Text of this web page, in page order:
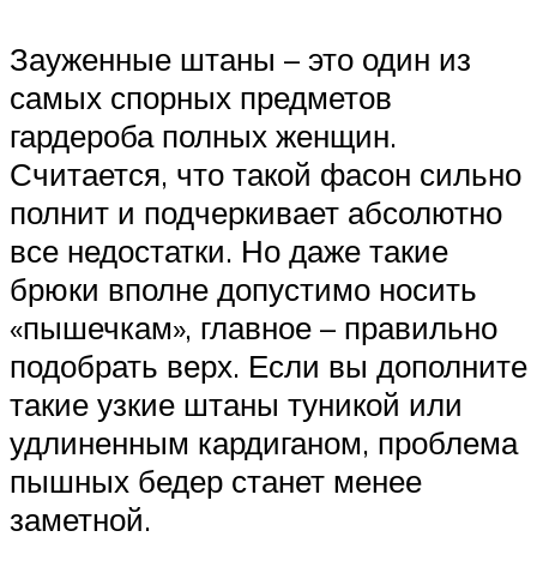
Зауженные штаны – это один из
самых спорных предметов
гардероба полных женщин.
Считается, что такой фасон сильно
полнит и подчеркивает абсолютно
все недостатки. Но даже такие
брюки вполне допустимо носить
«пышечкам», главное – правильно
подобрать верх. Если вы дополните
такие узкие штаны туникой или
удлиненным кардиганом, проблема
пышных бедер станет менее
заметной.